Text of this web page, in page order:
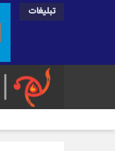
تبلیغات